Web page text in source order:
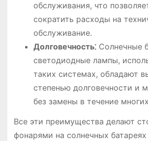
обслуживания, что
сократить расходы на
обслуживание.
Долговечность⁚Солнечные
светодиодные лампы,
таких системах, обладают
степенью долговечности и
без замены в течение
Все эти преимущества делают
фонарями на солнечных батареях